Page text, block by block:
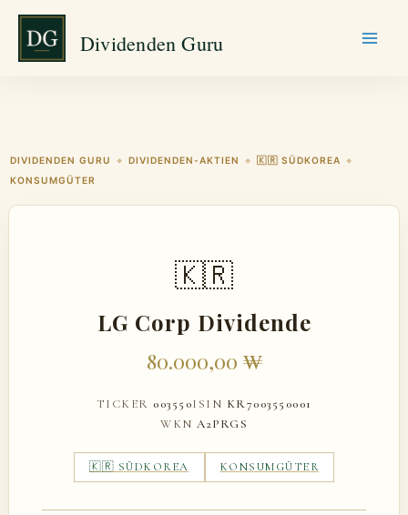
Zum
springen
Dividenden Guru
DIVIDENDEN GURU ◆ DIVIDENDEN-AKTIEN ◆ 🇰🇷 SÜDKOREA ◆
KONSUMGÜTER
🇰🇷
LG Corp Dividende
80.000,00 ₩
TICKER 003550ISIN KR7003550001
WKN A2PRGS
🇰🇷 SÜDKOREA KONSUMGÜTER